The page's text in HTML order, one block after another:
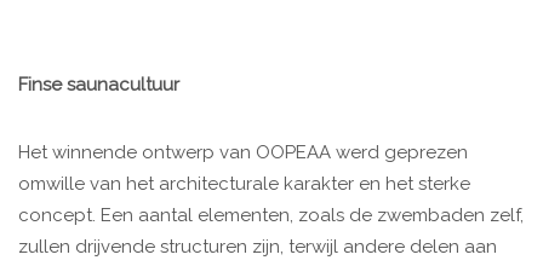
Finse saunacultuur
Het winnende ontwerp van OOPEAA werd geprezen
omwille van het architecturale karakter en het sterke
concept. Een aantal elementen, zoals de zwembaden zelf,
zullen drijvende structuren zijn, terwijl andere delen aan